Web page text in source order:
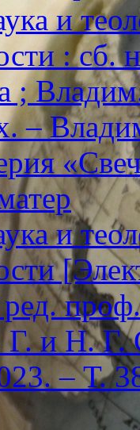
и
: сб.
;
–
и
ред.
и Н. Г.
– Т.